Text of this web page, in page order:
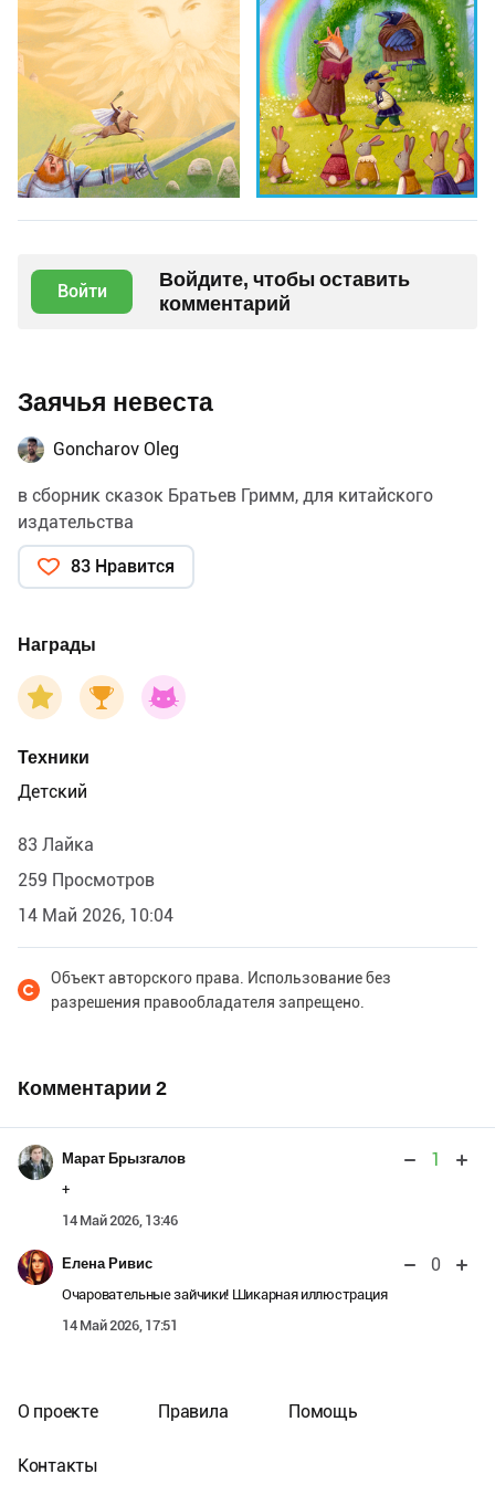
Войти
Войдите, чтобы оставить
комментарий
Заячья невеста
Goncharov Oleg
в сборник сказок Братьев Гримм, для китайского
издательства
83 Нравится
Награды
Техники
Детский
83 Лайка
259 Просмотров
14 Май 2026, 10:04
Объект авторского права. Использование без
разрешения правообладателя запрещено.
Комментарии 2
Марат Брызгалов 1
+
14 Май 2026, 13:46
Елена Ривис 0
Очаровательные зайчики! Шикарная иллюстрация
14 Май 2026, 17:51
О проекте Правила Помощь
Контакты